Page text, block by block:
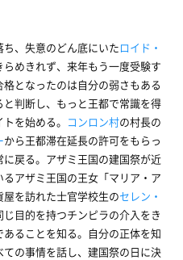
、失意のどん底にいたロイド・
めきれず、来年もう一度受験す
となったのは自分の弱さもある
判断し、もっと王都で常識を得
を始める。 コンロン村の村長の
から王都滞在延長の許可をもらっ
戻る。アザミ王国の建国祭が近
アザミ王国の王女「マリア・ア
を訪れた士官学校生のセレン・
じ目的を持つチンピラの介入をき
ることを知る。自分の正体を知
の事情を話し、建国祭の日に決